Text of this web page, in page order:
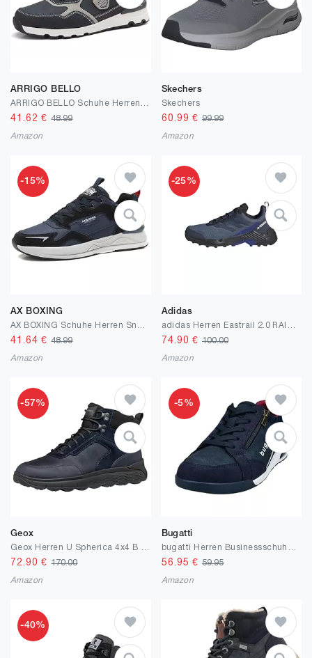
ARRIGO BELLO
41.62 €48.99
Amazon
Skechers
Skechers
60.99 € 99.99
Amazon
-15%
AX BOXING
41.64 €48.99
Amazon
-25%
Adidas
74.90 € 100.00
Amazon
-57%
Geox
72.90 €170.00
Amazon
-5%
Bugatti
56.95 € 59.95
Amazon
-40%